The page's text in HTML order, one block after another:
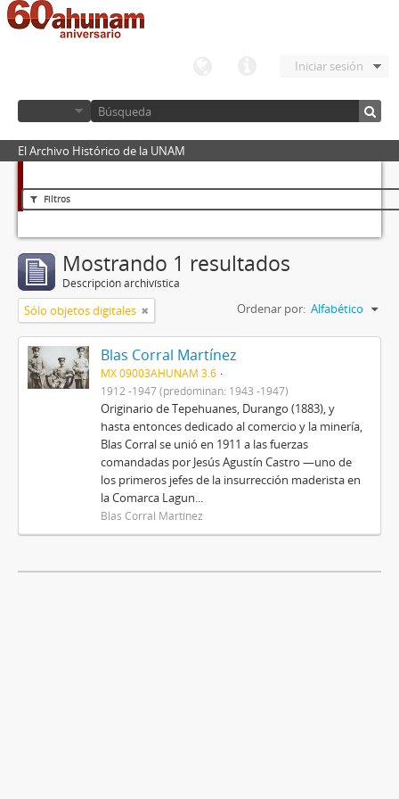
Iniciar sesión
El Archivo Histórico de la UNAM
Filtros
Mostrando 1 resultados
Descripción archivística
Sólo objetos digitales Ordenar por: Alfabético
Blas Corral Martínez
MX 09003AHUNAM 3.6
1912 -1947 (predominan: 1943 -1947)
Originario de Tepehuanes, Durango (1883), y
hasta entonces dedicado al comercio y la minería,
Blas Corral se unió en 1911 a las fuerzas
comandadas por Jesús Agustín Castro —uno de
los primeros jefes de la insurrección maderista en
la Comarca Lagun...
Blas Corral Martínez